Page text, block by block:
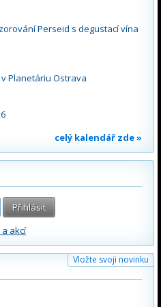
Perseid s degustací vína
Planetáriu Ostrava
celý kalendář zde »
akcí
Vložte svoji novinku